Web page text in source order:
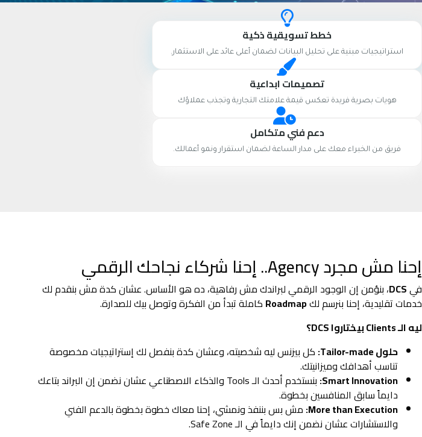
خطط تسويقية ذكية
استراتيجيات مبنية على تحليل البيانات لضمان أعلى عائد على الاستثمار.
تصميمات ابداعية
هويات بصرية فريدة تعكس قيمة علامتك التجارية وتجذب عملاؤك
دعم فني متكامل
فريق من الخبراء معك على مدار الساعة لضمان استقرار ونمو أعمالك.
إحنا مش مجرد Agency.. إحنا شركاء نجاحك الرقمي
فيDCS، بنؤمن إن الوجود الرقمي لبراندك مش رفاهية، ده هو الأساس. عشان كدة مش بنقدم لك
خدمات تقليدية، إحنا بنرسم لكRoadmap كاملة تبدأ من الفكرة وتوصل بيك للصدارة.
ليه الـ Clients بيختاروا DCS؟
حلول Tailor-made:
كل بيزنس ليه شخصيته، وعشان كدة بنفصل لك إستراتيجيات مخصوصة
تناسب أهدافك وميزانيتك.
Smart Innovation:
بنستخدم أحدث الـ Tools والذكاء الاصطناعي عشان نضمن إن البراند بتاعك
دايماً سابق المنافسين بخطوة.
More than Execution: مش بس بننفذ ونمشي، إحنا معاك خطوة بخطوة بالدعم الفني
والاستشارات عشان نضمن إنك دايماً في الـ Safe Zone.